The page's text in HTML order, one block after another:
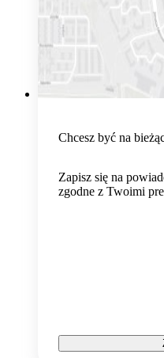
Chcesz być na
Zapisz się na
zgodne z Twoimi